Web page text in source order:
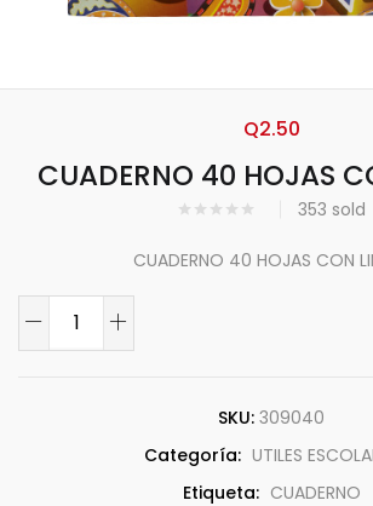
CUADERNO 40 HOJAS
353 sold
Q2.50
CUADERNO 40 HOJAS CON
SKU: 309040
Categoría: UTILES
Etiqueta: CUADERNO